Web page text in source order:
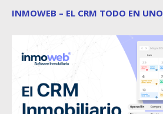
INMOWEB – EL CRM TODO EN UNO